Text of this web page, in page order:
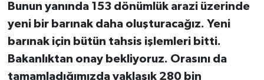
Bunun yanında 153 dönümlük arazi üzerinde
yeni bir barınak daha oluşturacağız. Yeni
barınak için bütün tahsis işlemleri bitti.
Bakanlıktan onay bekliyoruz. Orasını da
tamamladığımızda yaklaşık 280 bin